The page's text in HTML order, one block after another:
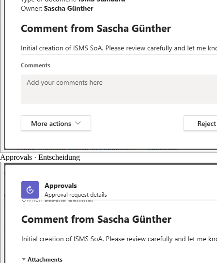
Approvals · Entscheidung